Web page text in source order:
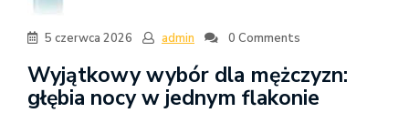
5 czerwca 2026 admin 0 Comments
Wyjątkowy wybór dla mężczyzn:
głębia nocy w jednym flakonie